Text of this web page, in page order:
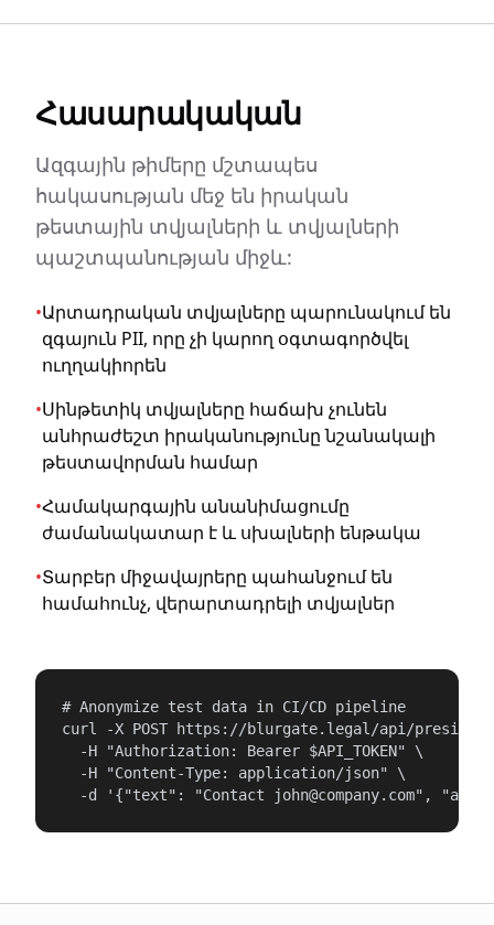
Հասարակական
Ազգային թիմերը մշտապես
հակասության մեջ են իրական
թեստային տվյալների և տվյալների
պաշտպանության միջև:
•Արտադրական տվյալները պարունակում են
զգայուն PII, որը չի կարող օգտագործվել
ուղղակիորեն
•Սինթետիկ տվյալները հաճախ չունեն
անհրաժեշտ իրականությունը նշանակալի
թեստավորման համար
•Համակարգային անանիմացումը
ժամանակատար է և սխալների ենթակա
•Տարբեր միջավայրերը պահանջում են
համահունչ, վերարտադրելի տվյալներ
# Anonymize test data in CI/CD pipeline
curl -X POST https://blurgate.legal/api/presidio/
  -H "Authorization: Bearer $API_TOKEN" \
  -H "Content-Type: application/json" \
-d '{"text": "Contact john@company.com",